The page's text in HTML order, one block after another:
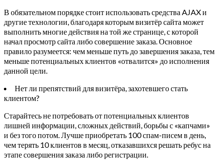
В обязательном порядке стоит использовать средства AJAX и
другие технологии, благодаря которым визитёр сайта может
выполнить многие действия на той же странице, с которой
начал просмотр сайта либо совершение заказа. Основное
правило разумеется: чем меньше путь до завершения заказа, тем
меньше потенциальных клиентов «отвалится» до исполнения
данной цели.
Нет ли препятствий для визитёра, захотевшего стать
клиентом?
Старайтесь не потребовать от потенциальных клиентов
лишней информации, сложных действий, борьбы с «капчами»
и без того потом. Лучше приобретать 100 спам-писем в день,
чем терять 10 клиентов в месяц, отказавшихся решать ребус на
этапе совершения заказа либо регистрации.